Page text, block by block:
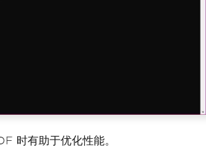
时有助于优化性能。